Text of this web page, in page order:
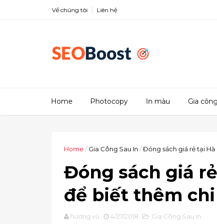
Về chúng tôi Liên hệ
Home Photocopy In màu Gia
Home / Gia Công Sau In /Đóng sách giá rẻ tại
Đóng sách giá
để biết thêm
hương vũ 4/27/2018 Gia Công Sau In